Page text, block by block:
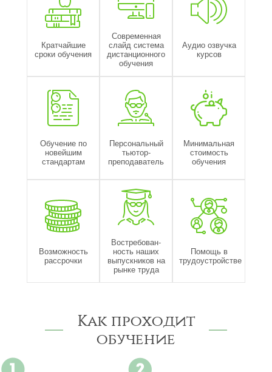
Кратчайшие
сроки обучения
Современная
слайд система
дистанционного
обучения
Аудио озвучка
курсов
Обучение по
новейшим
стандартам
Персональный
тьютор-
преподаватель
Минимальная
стоимость
обучения
Возможность
рассрочки
Востребован-
ность наших
выпускников на
рынке труда
Помощь в
трудоустройстве
Как проходит
обучение